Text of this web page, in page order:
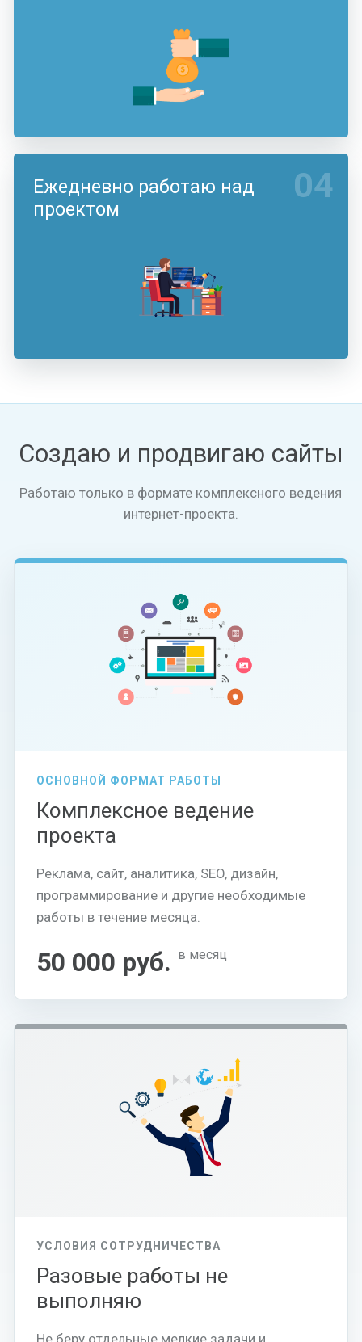
04
Ежедневно работаю над
проектом
Создаю и продвигаю сайты
Работаю только в формате комплексного ведения
интернет-проекта.
ОСНОВНОЙ ФОРМАТ РАБОТЫ
Комплексное ведение
проекта
Реклама, сайт, аналитика, SEO, дизайн,
программирование и другие необходимые
работы в течение месяца.
50 000 руб. в месяц
УСЛОВИЯ СОТРУДНИЧЕСТВА
Разовые работы не
выполняю
Не беру отдельные мелкие задачи и